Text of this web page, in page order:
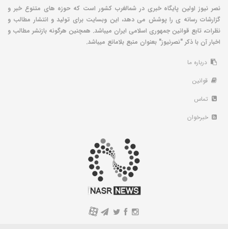
نصر نیوز اولین پایگاه خبری در شمالغرب کشور است که حوزه های متنوع خبر و
گزارشات رسانه ی را پوشش می دهد، این وبسایت برای تولید و انتشار مطالب و
نظرات، تابع قوانین جمهوری اسلامی ایران میباشد. همچنین هرگونه بازنشر مطالب و
اخبار آن با ذکر "نصرنیوز" بعنوان منبع بلامانع میباشد.
درباره ما
قوانین
تماس
خبرخوان
A